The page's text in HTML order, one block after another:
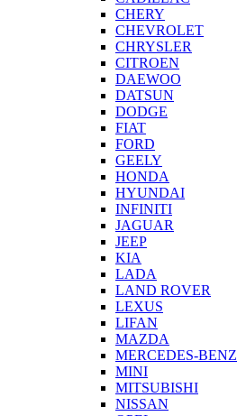
CHERY
CHEVROLET
CHRYSLER
CITROEN
DAEWOO
DATSUN
DODGE
FIAT
FORD
GEELY
HONDA
HYUNDAI
INFINITI
JAGUAR
JEEP
KIA
LADA
LAND ROVER
LEXUS
LIFAN
MAZDA
MERCEDES-BENZ
MINI
MITSUBISHI
NISSAN